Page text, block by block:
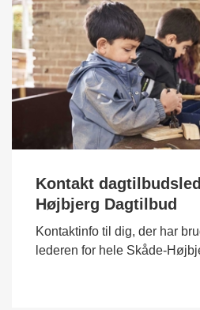
Kontakt
Højbjerg Dagtilbud
Kontaktinfo til dig, der har
lederen for hele Skåde-